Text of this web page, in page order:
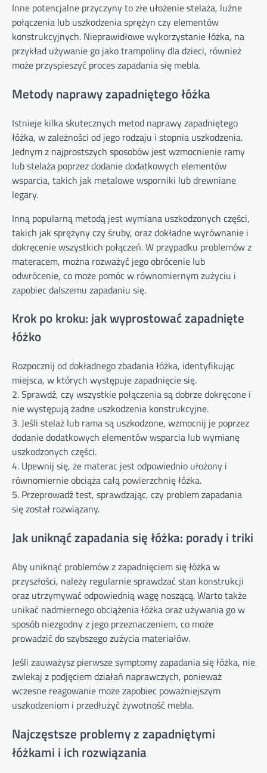
Inne potencjalne przyczyny to złe ułożenie stelaża, luźne
połączenia lub uszkodzenia sprężyn czy elementów
konstrukcyjnych. Nieprawidłowe wykorzystanie łóżka, na
przykład używanie go jako trampoliny dla dzieci, również
może przyspieszyć proces zapadania się mebla.
Metody naprawy zapadniętego łóżka
Istnieje kilka skutecznych metod naprawy zapadniętego
łóżka, w zależności od jego rodzaju i stopnia uszkodzenia.
Jednym z najprostszych sposobów jest wzmocnienie ramy
lub stelaża poprzez dodanie dodatkowych elementów
wsparcia, takich jak metalowe wsporniki lub drewniane
legary.
Inną popularną metodą jest wymiana uszkodzonych części,
takich jak sprężyny czy śruby, oraz dokładne wyrównanie i
dokręcenie wszystkich połączeń. W przypadku problemów z
materacem, można rozważyć jego obrócenie lub
odwrócenie, co może pomóc w równomiernym zużyciu i
zapobiec dalszemu zapadaniu się.
Krok po kroku: jak wyprostować zapadnięte
łóżko
Rozpocznij od dokładnego zbadania łóżka, identyfikując
miejsca, w których występuje zapadnięcie się.
2. Sprawdź, czy wszystkie połączenia są dobrze dokręcone i
nie występują żadne uszkodzenia konstrukcyjne.
3. Jeśli stelaż lub rama są uszkodzone, wzmocnij je poprzez
dodanie dodatkowych elementów wsparcia lub wymianę
uszkodzonych części.
4. Upewnij się, że materac jest odpowiednio ułożony i
równomiernie obciąża całą powierzchnię łóżka.
5. Przeprowadź test, sprawdzając, czy problem zapadania
się został rozwiązany.
Jak uniknąć zapadania się łóżka: porady i triki
Aby uniknąć problemów z zapadnięciem się łóżka w
przyszłości, należy regularnie sprawdzać stan konstrukcji
oraz utrzymywać odpowiednią wagę noszącą. Warto także
unikać nadmiernego obciążenia łóżka oraz używania go w
sposób niezgodny z jego przeznaczeniem, co może
prowadzić do szybszego zużycia materiałów.
Jeśli zauważysz pierwsze symptomy zapadania się łóżka, nie
zwlekaj z podjęciem działań naprawczych, ponieważ
wczesne reagowanie może zapobiec poważniejszym
uszkodzeniom i przedłużyć żywotność mebla.
Najczęstsze problemy z zapadniętymi
łóżkami i ich rozwiązania